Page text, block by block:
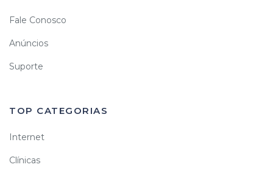
Fale Conosco
Anúncios
Suporte
TOP CATEGORIAS
Internet
Clínicas